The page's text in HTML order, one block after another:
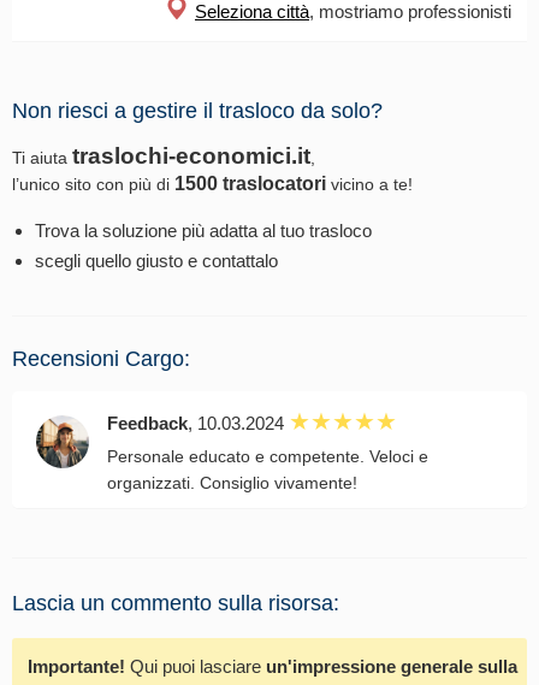
Seleziona città, mostriamo professionisti
Non riesci a gestire il trasloco da solo?
Ti aiuta traslochi-economici.it,
l’unico sito con più di 1500 traslocatori vicino a te!
Trova la soluzione più adatta al tuo trasloco
scegli quello giusto e contattalo
Recensioni Cargo:
Feedback, 10.03.2024
Personale educato e competente. Veloci e
organizzati. Consiglio vivamente!
Lascia un commento sulla risorsa:
Importante! Qui puoi lasciare un'impressione generale sulla